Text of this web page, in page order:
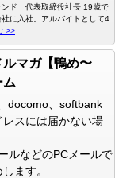
代表取締役社長 19歳で
に入社。アルバイトとして4
>>
マガ【鴨め〜
ム
docomo、softbank
スには届かない場
ルなどのPCメールで
ます。